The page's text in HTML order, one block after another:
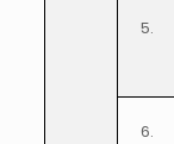
5.
6.